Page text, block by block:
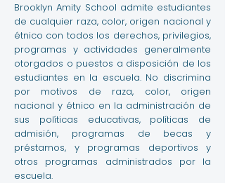
Brooklyn Amity School admite estudiantes
de cualquier raza, color, origen nacional y
étnico con todos los derechos, privilegios,
programas y actividades generalmente
otorgados o puestos a disposición de los
estudiantes en la escuela. No discrimina
por motivos de raza, color, origen
nacional y étnico en la administración de
sus políticas educativas, políticas de
admisión, programas de becas y
préstamos, y programas deportivos y
otros programas administrados por la
escuela.